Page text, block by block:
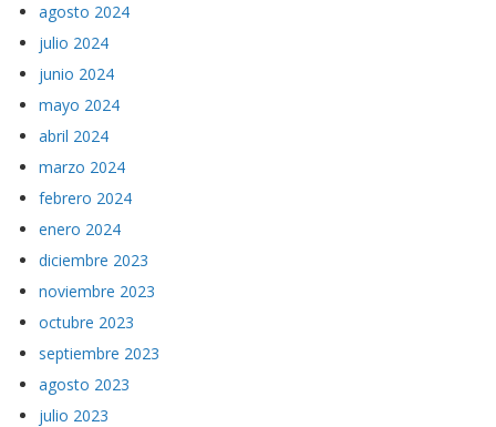
agosto 2024
julio 2024
junio 2024
mayo 2024
abril 2024
marzo 2024
febrero 2024
enero 2024
diciembre 2023
noviembre 2023
octubre 2023
septiembre 2023
agosto 2023
julio 2023